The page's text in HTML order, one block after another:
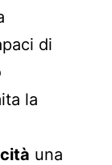
di
la
una